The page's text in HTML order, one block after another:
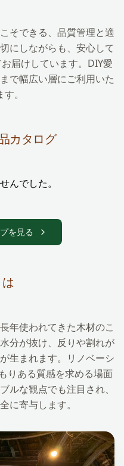
そできる、品質管理と適
にしながらも、安心して
届けしています。DIY愛
で幅広い層にご利用いた
。
カタログ
んでした。
を見る
年使われてきた木材のこ
分が抜け、反りや割れが
生まれます。リノベーシ
りある質感を求める場面
ルな観点でも注目され、
に寄与します。